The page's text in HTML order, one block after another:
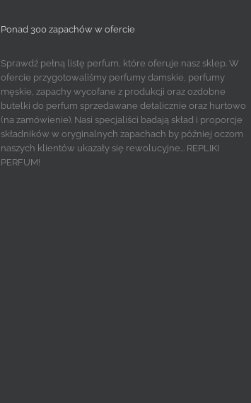
Ponad 300 zapachów w ofercie
Sprawdź pełną listę perfum, które oferuje nasz sklep. W
ofercie przygotowaliśmy perfumy damskie, perfumy
męskie, zapachy wycofane z produkcji oraz ozdobne
butelki do perfum sprzedawane detalicznie oraz hurtowo
(na zamówienie). Nasi specjaliści badają skład i proporcje
składników w oryginalnych zapachach by później oczom
naszych klientów ukazały się rewolucyjne... REPLIKI
PERFUM!